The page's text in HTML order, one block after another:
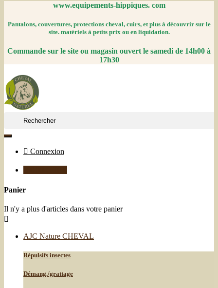
www.equipements-hippiques. com
Pantalons, couvertures, protections cheval, cuirs, et plus à découvrir sur le
site. matériels à petits prix ou en liquidation.
Commande sur le site ou magasin ouvert le samedi de 14h00 à
17h30
 Connexion
Panier
Il n'y a plus d'articles dans votre panier

AJC Nature CHEVAL
Répulsifs insectes
Démang./grattage